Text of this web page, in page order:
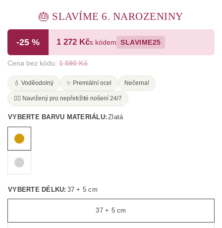
🎂 SLAVÍME 6. NAROZENINY
-25 % 1 272 Kčs kódem SLAVIME25
Cena bez kódu:1 590 Kč
💧 Voděodolný ✨ Premiální ocel Nečerna!
🧘‍♀️ Navržený pro nepřetržité nošení 24/7
VYBERTE BARVU MATERIÁLU: Zlatá
VYBERTE DÉLKU: 37 + 5 cm
37 + 5 cm